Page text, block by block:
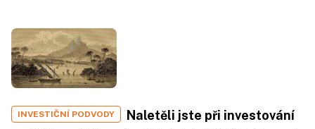
INVESTIČNÍ PODVODY
Naletěli jste při investování